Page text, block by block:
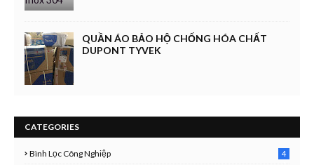
QUẦN ÁO BẢO HỘ CHỐNG HÓA CHẤT
DUPONT TYVEK
CATEGORIES
Bình Lọc Công Nghiệp
4